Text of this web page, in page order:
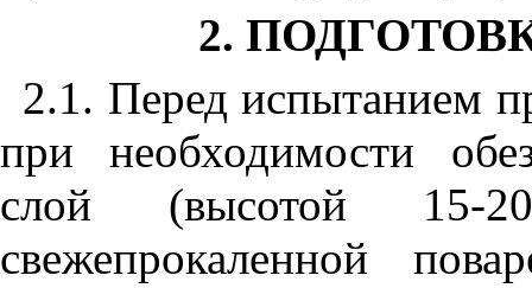
2.
2.1. Перед испытанием
при необходимости
слой (высотой 15-
свежепрокаленной